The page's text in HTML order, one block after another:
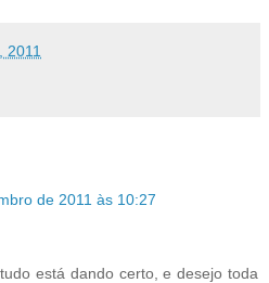
2011
de 2011 às 10:27
está dando certo, e desejo toda